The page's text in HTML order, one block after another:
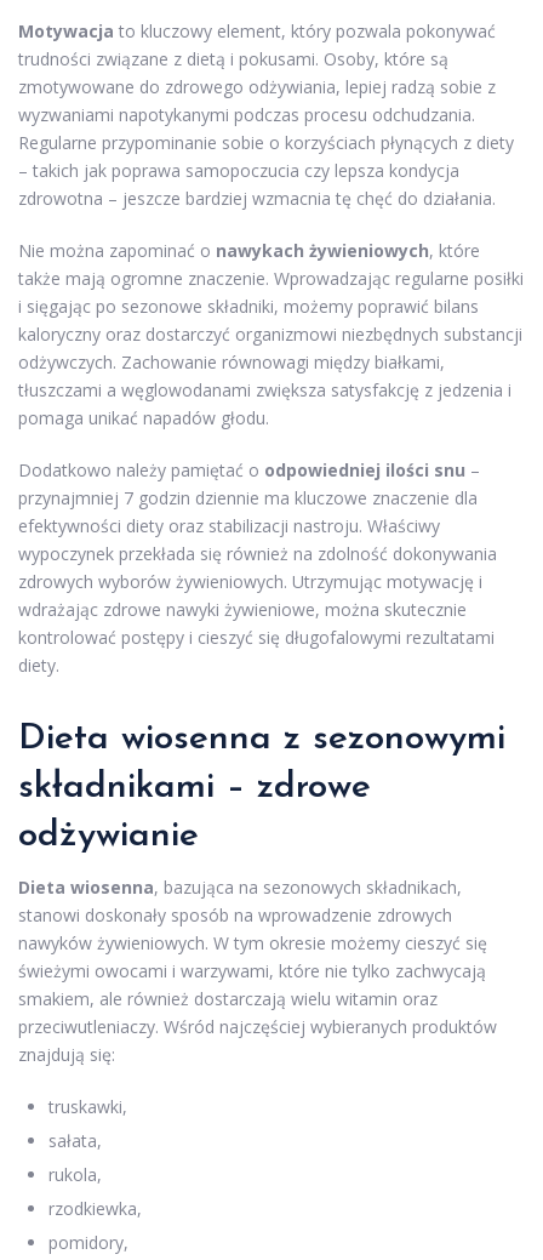
Motywacja to kluczowy element, który pozwala pokonywać
trudności związane z dietą i pokusami. Osoby, które są
zmotywowane do zdrowego odżywiania, lepiej radzą sobie z
wyzwaniami napotykanymi podczas procesu odchudzania.
Regularne przypominanie sobie o korzyściach płynących z diety
– takich jak poprawa samopoczucia czy lepsza kondycja
zdrowotna – jeszcze bardziej wzmacnia tę chęć do działania.
Nie można zapominać o nawykach żywieniowych, które
także mają ogromne znaczenie. Wprowadzając regularne posiłki
i sięgając po sezonowe składniki, możemy poprawić bilans
kaloryczny oraz dostarczyć organizmowi niezbędnych substancji
odżywczych. Zachowanie równowagi między białkami,
tłuszczami a węglowodanami zwiększa satysfakcję z jedzenia i
pomaga unikać napadów głodu.
Dodatkowo należy pamiętać o odpowiedniej ilości snu –
przynajmniej 7 godzin dziennie ma kluczowe znaczenie dla
efektywności diety oraz stabilizacji nastroju. Właściwy
wypoczynek przekłada się również na zdolność dokonywania
zdrowych wyborów żywieniowych. Utrzymując motywację i
wdrażając zdrowe nawyki żywieniowe, można skutecznie
kontrolować postępy i cieszyć się długofalowymi rezultatami
diety.
Dieta wiosenna z sezonowymi
składnikami – zdrowe
odżywianie
Dieta wiosenna, bazująca na sezonowych składnikach,
stanowi doskonały sposób na wprowadzenie zdrowych
nawyków żywieniowych. W tym okresie możemy cieszyć się
świeżymi owocami i warzywami, które nie tylko zachwycają
smakiem, ale również dostarczają wielu witamin oraz
przeciwutleniaczy. Wśród najczęściej wybieranych produktów
znajdują się:
truskawki,
sałata,
rukola,
rzodkiewka,
pomidory,